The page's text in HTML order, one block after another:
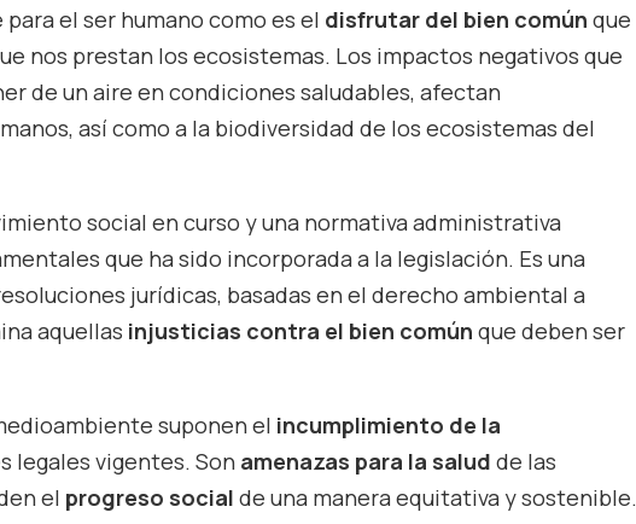
el ser humano como es el disfrutar del bien común que
nos prestan los ecosistemas. Los impactos negativos que
de un aire en condiciones saludables, afectan
así como a la biodiversidad de los ecosistemas del
social en curso y una normativa administrativa
que ha sido incorporada a la legislación. Es una
jurídicas, basadas en el derecho ambiental a
aquellas injusticias contra el bien común que deben ser
suponen el incumplimiento de la
legales vigentes. Son amenazas para la salud de las
el progreso social de una manera equitativa y sostenible.